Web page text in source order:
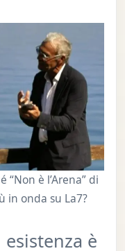
“Non è l’Arena” di
in onda su La7?
è